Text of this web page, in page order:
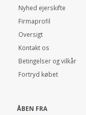
Nyhed ejerskifte
Firmaprofil
Oversigt
Kontakt os
Betingelser og vilkår
Fortryd købet
ÅBEN FRA